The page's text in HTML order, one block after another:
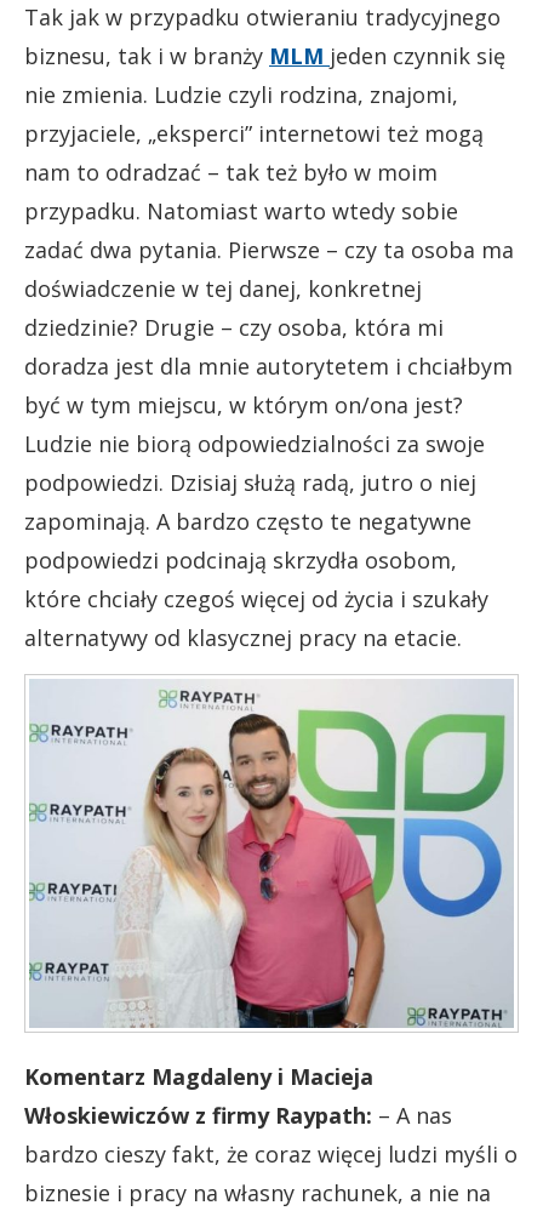
Tak jak w przypadku otwieraniu tradycyjnego
biznesu, tak i w branży MLM jeden czynnik się
nie zmienia. Ludzie czyli rodzina, znajomi,
przyjaciele, „eksperci” internetowi też mogą
nam to odradzać – tak też było w moim
przypadku. Natomiast warto wtedy sobie
zadać dwa pytania. Pierwsze – czy ta osoba ma
doświadczenie w tej danej, konkretnej
dziedzinie? Drugie – czy osoba, która mi
doradza jest dla mnie autorytetem i chciałbym
być w tym miejscu, w którym on/ona jest?
Ludzie nie biorą odpowiedzialności za swoje
podpowiedzi. Dzisiaj służą radą, jutro o niej
zapominają. A bardzo często te negatywne
podpowiedzi podcinają skrzydła osobom,
które chciały czegoś więcej od życia i szukały
alternatywy od klasycznej pracy na etacie.
Komentarz Magdaleny i Macieja
Włoskiewiczów z firmy Raypath: – A nas
bardzo cieszy fakt, że coraz więcej ludzi myśli o
biznesie i pracy na własny rachunek, a nie na